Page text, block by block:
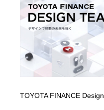
TOYOTA FINANCE Design